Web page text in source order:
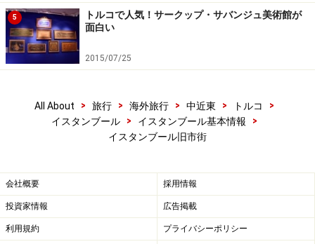
カーリエ博物館の記事はコチラ＞＞＞ カーリエ博物館
※記事内容は執筆時点のものです。最新の内容をご確認くださ
い。
※海外を訪れる際には最新情報の入手に努め、「外務省 海外安全
5
トルコで人気！サークップ・サバンジュ美術館が
面白い
2015/07/25
All About > 旅行 > 海外旅行 > 中近東 > トルコ
>
イスタンブール
> イスタンブール基本情報
>
イスタンブール旧市街
会社概要 採用情報
投資家情報 広告掲載
利用規約 プライバシーポリシー